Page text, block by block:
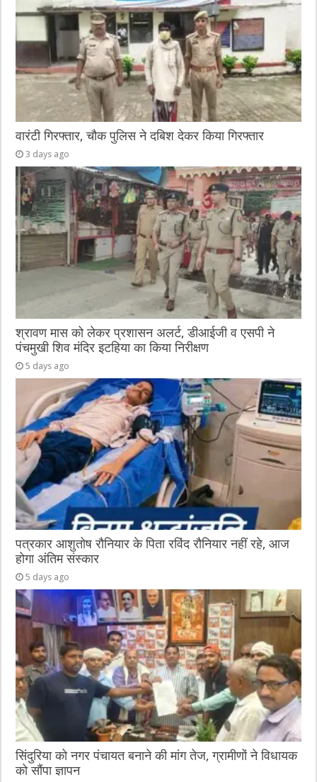
वारंटी गिरफ्तार, चौक पुलिस ने दबिश देकर किया गिरफ्तार
3 days ago
श्रावण मास को लेकर प्रशासन अलर्ट, डीआईजी व एसपी ने
पंचमुखी शिव मंदिर इटहिया का किया निरीक्षण
5 days ago
पत्रकार आशुतोष रौनियार के पिता रविंद रौनियार नहीं रहे, आज
होगा अंतिम संस्कार
5 days ago
सिंदुरिया को नगर पंचायत बनाने की मांग तेज, ग्रामीणों ने विधायक
को सौंपा ज्ञापन